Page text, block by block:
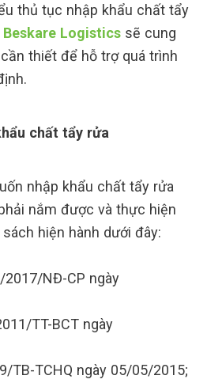
thủ tục nhập khẩu chất tẩy
Beskare Logistics sẽ cung
thiết để hỗ trợ quá trình
chất tẩy rửa
nhập khẩu chất tẩy rửa
nắm được và thực hiện
hiện hành dưới đây:
2017/NĐ-CP ngày
TT-BCT ngày
TB-TCHQ ngày 05/05/2015;